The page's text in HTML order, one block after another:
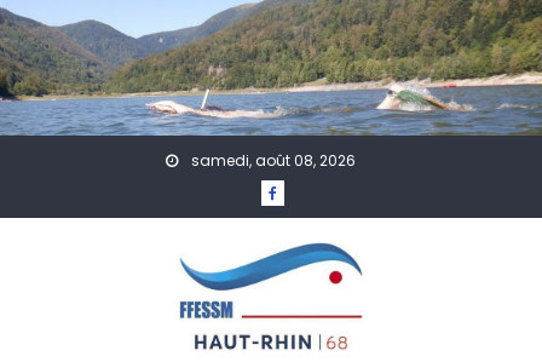
Skip to content
samedi, août 08, 2026